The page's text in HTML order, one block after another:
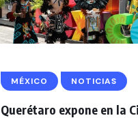
MÉXICO NOTICIAS
Querétaro expone en la